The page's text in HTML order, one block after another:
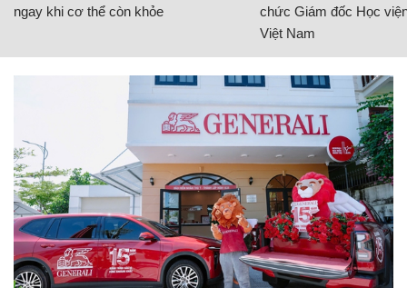
ngay khi cơ thể còn khỏe
chức Giám đốc Học
Việt Nam